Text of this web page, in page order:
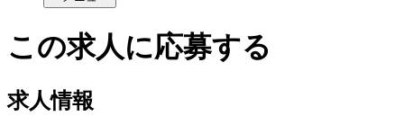
この求人に応募する
求人情報